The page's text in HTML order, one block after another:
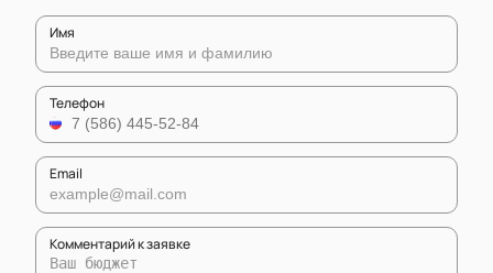
Имя
Телефон
Email
Комментарий к заявке